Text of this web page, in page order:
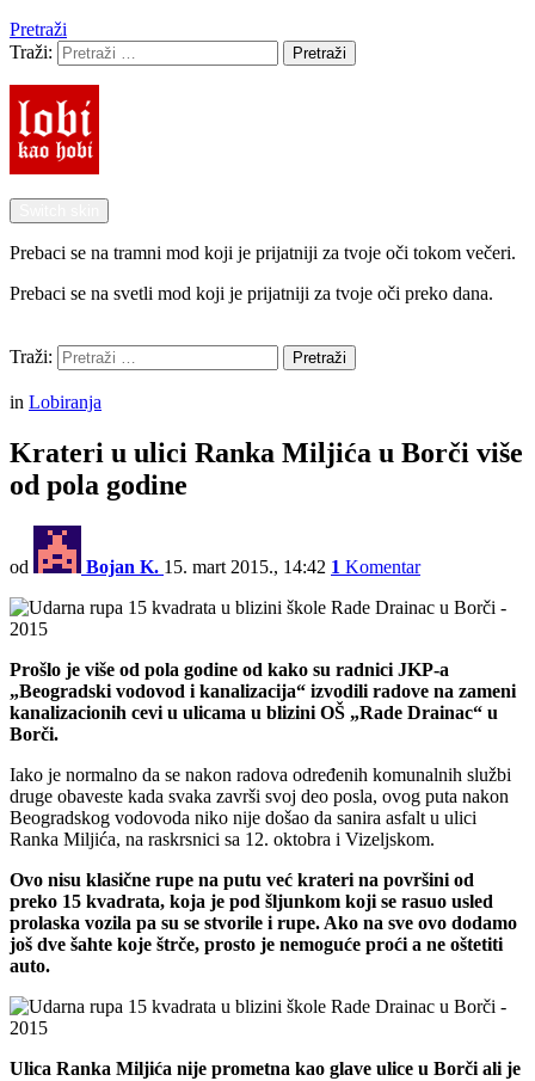
Pretraži
Traži:
Pretraži
Prebaci se na tramni mod koji je prijatniji za tvoje oči tokom večeri.
Prebaci se na svetli mod koji je prijatniji za tvoje oči preko dana.
Traži:
Pretraži
in Lobiranja
Krateri u ulici Ranka Miljića u Borči više
od pola godine
od Bojan K. 15. mart 2015., 14:42 1 Komentar
Prošlo je više od pola godine od kako su radnici JKP-a
„Beogradski vodovod i kanalizacija“ izvodili radove na zameni
kanalizacionih cevi u ulicama u blizini OŠ „Rade Drainac“ u
Borči.
Iako je normalno da se nakon radova određenih komunalnih službi
druge obaveste kada svaka završi svoj deo posla, ovog puta nakon
Beogradskog vodovoda niko nije došao da sanira asfalt u ulici
Ranka Miljića, na raskrsnici sa 12. oktobra i Vizeljskom.
Ovo nisu klasične rupe na putu već krateri na površini od
preko 15 kvadrata, koja je pod šljunkom koji se rasuo usled
prolaska vozila pa su se stvorile i rupe. Ako na sve ovo dodamo
još dve šahte koje štrče, prosto je nemoguće proći a ne oštetiti
auto.
Ulica Ranka Miljića nije prometna kao glave ulice u Borči ali je